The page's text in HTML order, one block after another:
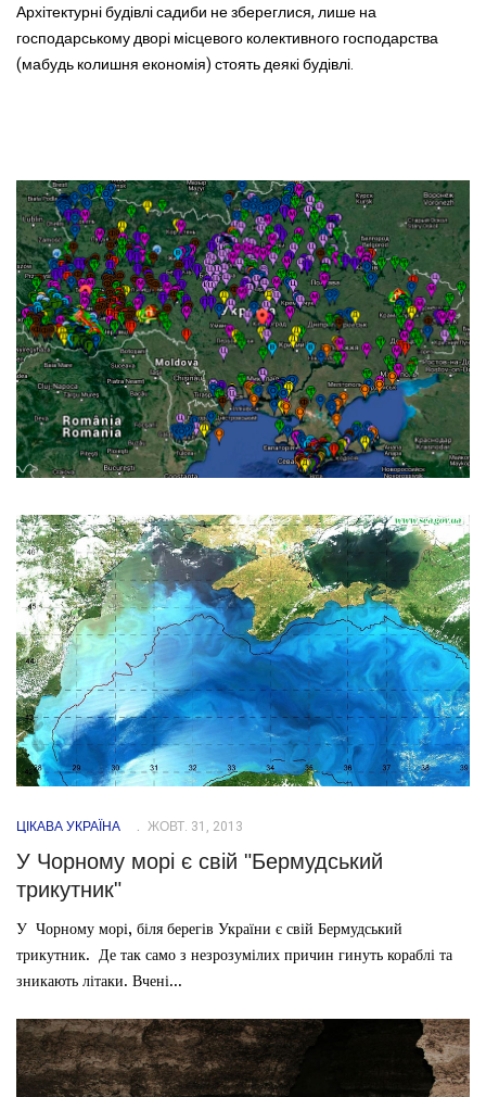
Архітектурні будівлі садиби не збереглися, лише на
господарському дворі місцевого колективного господарства
(мабудь колишня економія) стоять деякі будівлі.
ЦІКАВА УКРАЇНА ЖОВТ. 31, 2013
У Чорному морі є свій "Бермудський
трикутник"
У Чорному морі, біля берегів України є свій Бермудський
трикутник. Де так само з незрозумілих причин гинуть кораблі та
зникають літаки. Вчені...